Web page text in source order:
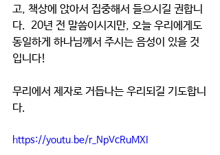
고, 책상에 앉아서 집중해서 들으시길 권합니
다.  20년 전 말씀이시지만, 오늘 우리에게도
동일하게 하나님께서 주시는 음성이 있을 것
입니다!
무리에서 제자로 거듭나는 우리되길 기도합니
다.
https://youtu.be/r_NpVcRuMXI